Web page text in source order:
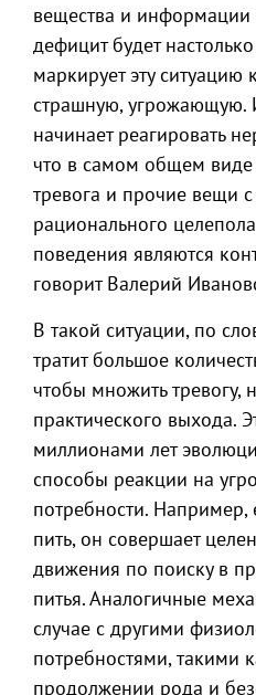
вещества и информации
дефицит будет
маркирует эту ситуацию
страшную, угрожающую.
начинает реагировать
что в самом общем виде
тревога и прочие вещи
рационального
поведения являются
говорит Валерий
В такой ситуации, по
тратит большое
чтобы множить тревогу,
практического выхода.
миллионами лет
способы реакции на
потребности. Например,
пить, он совершает
движения по поиску в
питья. Аналогичные
случае с другими
потребностями, такими
продолжении рода и